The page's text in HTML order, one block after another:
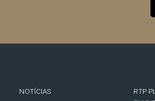
NOTÍCIAS
RTP